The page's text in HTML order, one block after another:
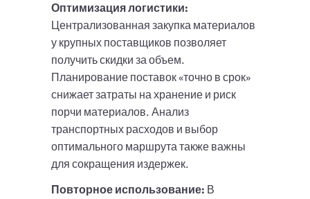
Оптимизация логистики:
Централизованная закупка материалов
у крупных поставщиков позволяет
получить скидки за объем.
Планирование поставок «точно в срок»
снижает затраты на хранение и риск
порчи материалов. Анализ
транспортных расходов и выбор
оптимального маршрута также важны
для сокращения издержек.
Повторное использование: В